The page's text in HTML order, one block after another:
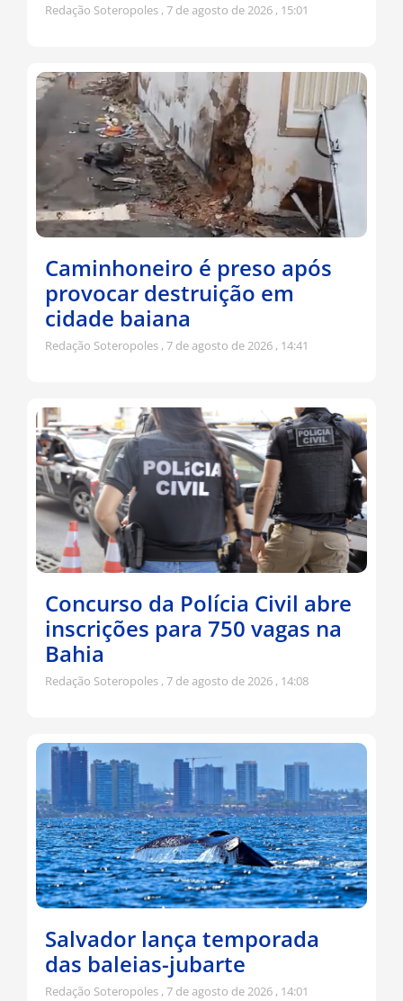
Redação Soteropoles 7 de agosto de 2026 15:01
Caminhoneiro é preso após
provocar destruição em
cidade baiana
Redação Soteropoles 7 de agosto de 2026 14:41
Concurso da Polícia Civil abre
inscrições para 750 vagas na
Bahia
Redação Soteropoles 7 de agosto de 2026 14:08
Salvador lança temporada
das baleias-jubarte
Redação Soteropoles 7 de agosto de 2026 14:01